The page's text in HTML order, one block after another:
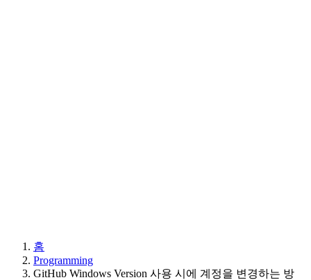
홈
Programming
GitHub Windows Version 사용 시에 계정을 변경하는 방